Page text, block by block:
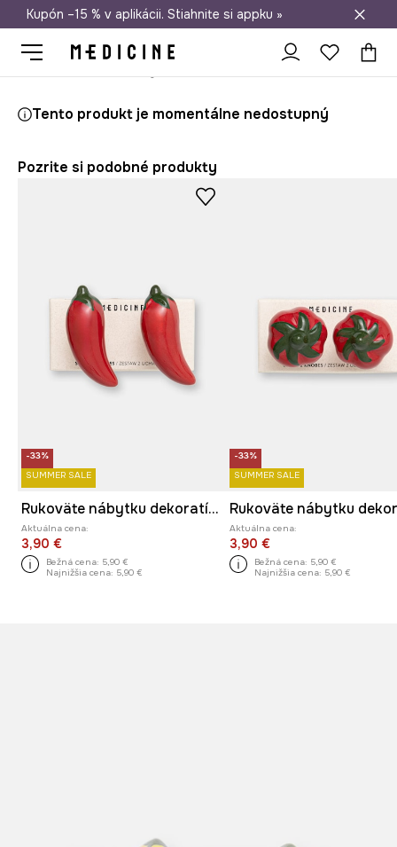
Doprava zadarmo od 50 €
Kupón –15 % v aplikácii. Stiahnite si appku »
Tento produkt je momentálne nedostupný
Pozrite si podobné produkty
-33%
SUMMER SALE
Rukoväte nábytku dekoratívne vyrobené z porcelánu
Aktuálna cena:
3,90 €
Bežná cena: 5,90 €
Najnižšia cena: 5,90 €
-33%
SUMMER SALE
Aktuálna cena:
3,90 €
Bežná cena: 5,90 €
Najnižšia cena: 5,90 €